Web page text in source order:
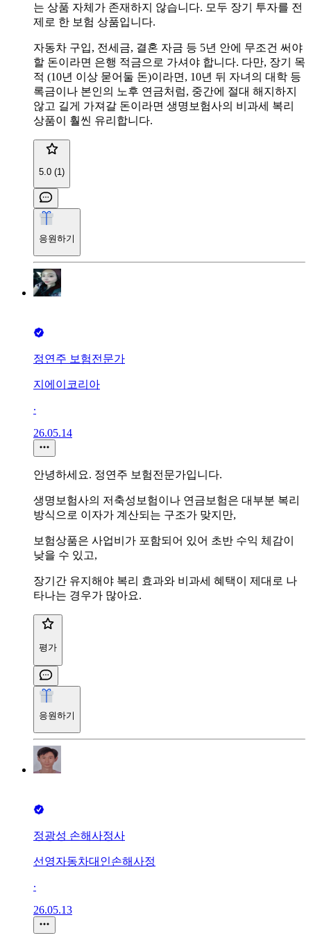
는 상품 자체가 존재하지 않습니다. 모두 장기 투자를 전
제로 한 보험 상품입니다.
자동차 구입, 전세금, 결혼 자금 등 5년 안에 무조건 써야
할 돈이라면 은행 적금으로 가셔야 합니다. 다만, 장기 목
적 (10년 이상 묻어둘 돈)이라면, 10년 뒤 자녀의 대학 등
록금이나 본인의 노후 연금처럼, 중간에 절대 해지하지
않고 길게 가져갈 돈이라면 생명보험사의 비과세 복리
상품이 훨씬 유리합니다.
5.0 (1)
응원하기
정연주 보험전문가
지에이코리아
∙
26.05.14
안녕하세요. 정연주 보험전문가입니다.
생명보험사의 저축성보험이나 연금보험은 대부분 복리
방식으로 이자가 계산되는 구조가 맞지만,
보험상품은 사업비가 포함되어 있어 초반 수익 체감이
낮을 수 있고,
장기간 유지해야 복리 효과와 비과세 혜택이 제대로 나
타나는 경우가 많아요.
평가
응원하기
정광성 손해사정사
선영자동차대인손해사정
∙
26.05.13